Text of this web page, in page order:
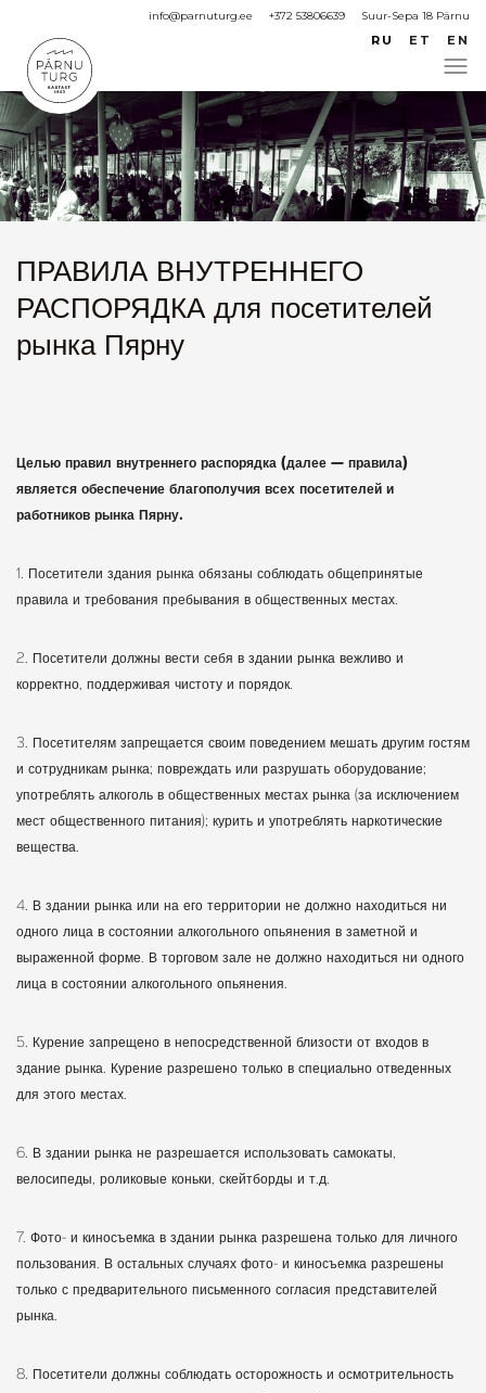
RU ET EN
info@parnuturg.ee +372 53806639 Suur-Sepa 18 Pärnu
ПРАВИЛА ВНУТРЕННЕГО
РАСПОРЯДКА для посетителей
рынка Пярну
Целью правил внутреннего распорядка (далее — правила)
является обеспечение благополучия всех посетителей и
работников рынка Пярну.
1. Посетители здания рынка обязаны соблюдать общепринятые
правила и требования пребывания в общественных местах.
2. Посетители должны вести себя в здании рынка вежливо и
корректно, поддерживая чистоту и порядок.
3. Посетителям запрещается своим поведением мешать другим гостям
и сотрудникам рынка; повреждать или разрушать оборудование;
употреблять алкоголь в общественных местах рынка (за исключением
мест общественного питания); курить и употреблять наркотические
вещества.
4. В здании рынка или на его территории не должно находиться ни
одного лица в состоянии алкогольного опьянения в заметной и
выраженной форме. В торговом зале не должно находиться ни одного
лица в состоянии алкогольного опьянения.
5. Курение запрещено в непосредственной близости от входов в
здание рынка. Курение разрешено только в специально отведенных
для этого местах.
6. В здании рынка не разрешается использовать самокаты,
велосипеды, роликовые коньки, скейтборды и т.д.
7. Фото- и киносъемка в здании рынка разрешена только для личного
пользования. В остальных случаях фото- и киносъемка разрешены
только с предварительного письменного согласия представителей
рынка.
8. Посетители должны соблюдать осторожность и осмотрительность